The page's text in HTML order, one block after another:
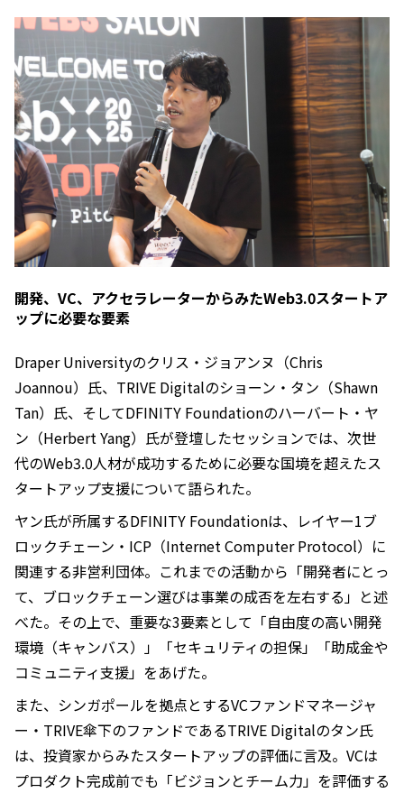
開発、VC、アクセラレーターからみたWeb3.0スタートア
ップに必要な要素
Draper Universityのクリス・ジョアンヌ（Chris
Joannou）氏、TRIVE Digitalのショーン・タン（Shawn
Tan）氏、そしてDFINITY Foundationのハーバート・ヤ
ン（Herbert Yang）氏が登壇したセッションでは、次世
代のWeb3.0人材が成功するために必要な国境を超えたス
タートアップ支援について語られた。
ヤン氏が所属するDFINITY Foundationは、レイヤー1ブ
ロックチェーン・ICP（Internet Computer Protocol）に
関連する非営利団体。これまでの活動から「開発者にとっ
て、ブロックチェーン選びは事業の成否を左右する」と述
べた。その上で、重要な3要素として「自由度の高い開発
環境（キャンバス）」「セキュリティの担保」「助成金や
コミュニティ支援」をあげた。
また、シンガポールを拠点とするVCファンドマネージャ
ー・TRIVE傘下のファンドであるTRIVE Digitalのタン氏
は、投資家からみたスタートアップの評価に言及。VCは
プロダクト完成前でも「ビジョンとチーム力」を評価する